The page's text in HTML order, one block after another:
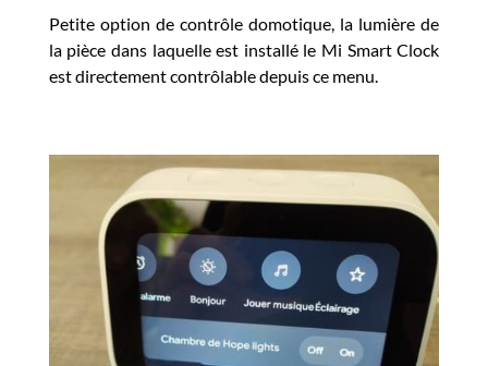
Petite option de contrôle domotique, la lumière de
la pièce dans laquelle est installé le Mi Smart Clock
est directement contrôlable depuis ce menu.